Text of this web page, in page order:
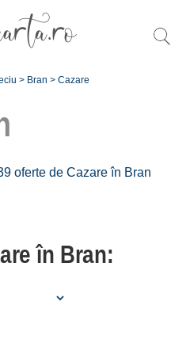
> Bran > Cazare
oferte de Cazare în Bran
în Bran: